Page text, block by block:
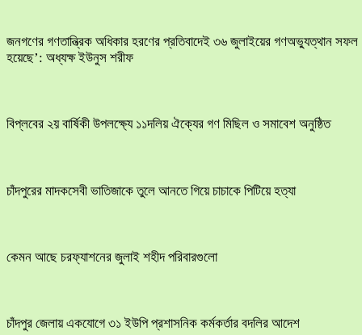
জনগণের গণতান্ত্রিক অধিকার হরণের প্রতিবাদেই ৩৬ জুলাইয়ের গণঅভ্যুত্থান সফল
হয়েছে’: অধ্যক্ষ ইউনুস শরীফ
বিপ্লবের ২য় বার্ষিকী উপলক্ষ্যে ১১দলিয় ঐক্যের গণ মিছিল ও সমাবেশ অনুষ্ঠিত
চাঁদপুরের মাদকসেবী ভাতিজাকে তুলে আনতে গিয়ে চাচাকে পিটিয়ে হত্যা
কেমন আছে চরফ্যাশনের জুলাই শহীদ পরিবারগুলো
চাঁদপুর জেলায় একযোগে ৩১ ইউপি প্রশাসনিক কর্মকর্তার বদলির আদেশ